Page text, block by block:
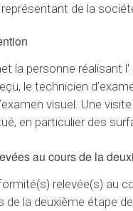
de la
la personne réalisant
le technicien
visuel. Une
en particulier des
au cours de la
relevée(s) au
la deuxième étape